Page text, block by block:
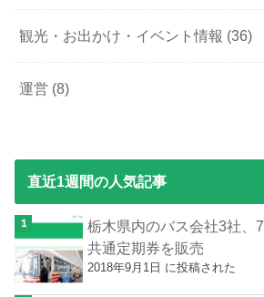
観光・お出かけ・イベント情報 (36)
運営 (8)
直近1週間の人気記事
栃木県内のバス会社3社、
共通定期券を販売
2018年9月1日 に投稿された